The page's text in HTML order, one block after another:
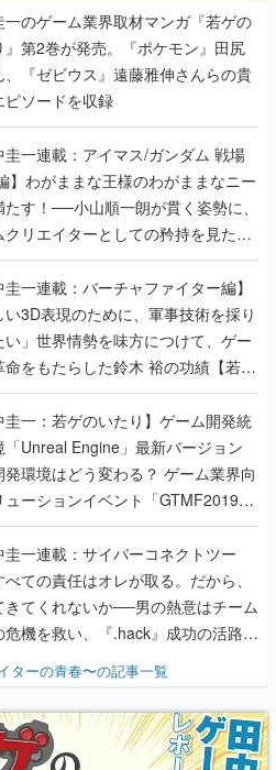
一のゲーム業界取材マンガ『若ゲの
』第2巻が発売。『ポケモン』田尻
、『ゼビウス』遠藤雅伸さんらの貴
ピソードを収録
圭一連載：アイマス/ガンダム 戦場
】わがままな王様のわがままなニー
たす！──小山順一朗が貫く姿勢に、
クリエイターとしての矜持を見た
のいたり最終回】
圭一連載：バーチャファイター編】
い3D表現のために、軍事技術を採り
い」世界情勢を味方につけて、ゲー
命をもたらした鈴木 裕の功績【若ゲ
り】
圭一：若ゲのいたり】ゲーム開発統
「Unreal Engine」最新バージョン
発環境はどう変わる？ ゲーム業界向
ューションイベント「GTMF2019」
て、より理解を深めよう【PR】
圭一連載：サイバーコネクトツー
ての責任はオレが取る。だから、
きてくれないか──男の熱意はチーム
危機を救い、『.hack』成功の活路を
業界の快男児・松山 洋に流れる血は
ジャンプ』色だった【若ゲのいた
ターの青春〜の記事一覧